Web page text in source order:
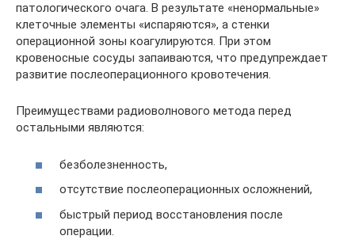
патологического очага. В результате «ненормальные»
клеточные элементы «испаряются», а стенки
операционной зоны коагулируются. При этом
кровеносные сосуды запаиваются, что предупреждает
развитие послеоперационного кровотечения.
Преимуществами радиоволнового метода перед
остальными являются:
безболезненность,
отсутствие послеоперационных осложнений,
быстрый период восстановления после
операции.